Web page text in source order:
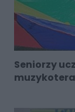
Seniorzy